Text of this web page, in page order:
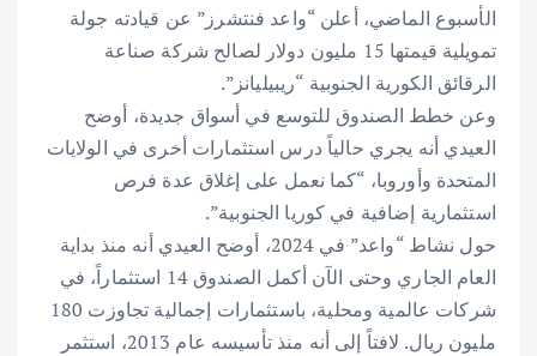
الأسبوع الماضي، أعلن “واعد فنتشرز” عن قيادته جولة
تمويلية قيمتها 15 مليون دولار لصالح شركة صناعة
الرقائق الكورية الجنوبية “ريبيليانز”.
وعن خطط الصندوق للتوسع في أسواق جديدة، أوضح
العيدي أنه يجري حالياً درس استثمارات أخرى في الولايات
المتحدة وأوروبا، “كما نعمل على إغلاق عدة فرص
استثمارية إضافية في كوريا الجنوبية”.
حول نشاط “واعد” في 2024، أوضح العيدي أنه منذ بداية
العام الجاري وحتى الآن أكمل الصندوق 14 استثماراً، في
شركات عالمية ومحلية، باستثمارات إجمالية تجاوزت 180
مليون ريال. لافتاً إلى أنه منذ تأسيسه عام 2013، استثمر